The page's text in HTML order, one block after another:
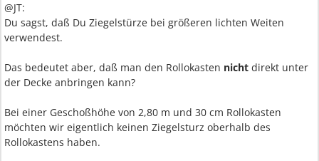
@JT:
Du sagst, daß Du Ziegelstürze bei größeren lichten Weiten
verwendest.
Das bedeutet aber, daß man den Rollokasten nicht direkt unter
der Decke anbringen kann?
Bei einer Geschoßhöhe von 2,80 m und 30 cm Rollokasten
möchten wir eigentlich keinen Ziegelsturz oberhalb des
Rollokastens haben.